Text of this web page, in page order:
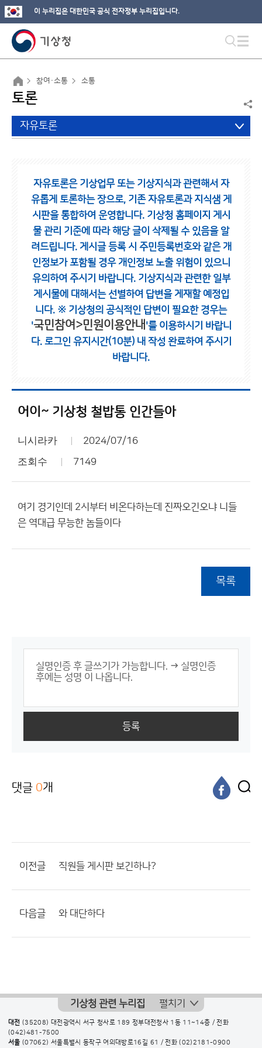
이 누리집은 대한민국 공식 전자정부 누리집입니다.
참여·소통 소통
토론
자유토론
자유토론은 기상업무 또는 기상지식과 관련해서 자
유롭게 토론하는 장으로, 기존 자유토론과 지식샘 게
시판을 통합하여 운영합니다. 기상청 홈페이지 게시
물 관리 기준에 따라 해당 글이 삭제될 수 있음을 알
려드립니다. 게시글 등록 시 주민등록번호와 같은 개
인정보가 포함될 경우 개인정보 노출 위험이 있으니
유의하여 주시기 바랍니다. 기상지식과 관련한 일부
게시물에 대해서는 선별하여 답변을 게재할 예정입
니다. ※ 기상청의 공식적인 답변이 필요한 경우는
'국민참여>민원이용안내 '를 이용하시기 바랍니
다. 로그인 유지시간(10분) 내 작성 완료하여 주시기
바랍니다.
어이~ 기상청 철밥통 인간들아
니시라카 2024/07/16
조회수 7149
여기 경기인데 2시부터 비온다하는데 진짜오긴오냐 니들
은 역대급 무능한 놈들이다
목록
등록
댓글 0개
이전글 직원들 게시판 보긴하나?
다음글 와 대단하다
기상청 관련 누리집 펼치기
대전 (35208) 대전광역시 서구 청사로 189 정부대전청사 1동 11~14층 / 전화
(042)481-7500
서울 (07062) 서울특별시 동작구 여의대방로16길 61 / 전화(02)2181-0900